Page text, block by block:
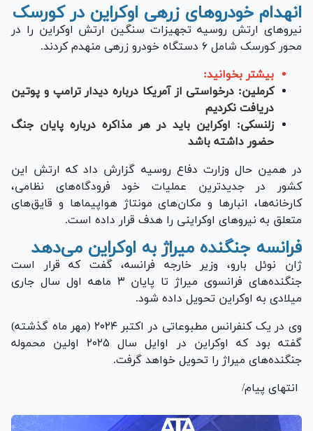
انهدام خودرو‌های زرهی اوکراین در کورسک
نیرو‌های ارتش روسیه تجهیزات سنگین ارتش اوکراین را در
محور کورسک شامل ۶ دستگاه خودرو زرهی منهدم کردند.
بیشتر بخوانید:
کرملین: درخواستی از آمریکا درباره دیدار ترامپ و پوتین
دریافت نکردیم
زلنسکی: اوکراین باید در هر مذاکره‌ درباره پایان جنگ
حضور داشته باشد
در همین حال وزارت دفاع روسیه گزارش داد که ارتش این
کشور در جدیدترین عملیات خود فرودگاه‌های نظامی،
کارخانه‌ها، انبار‌ها و مکان‌های مونتاژ هواپیما‌ها و قایق‌های
متعلق به نیرو‌های اوکراینی را هدف قرار داده است.
فرانسه جنگنده میراژ به اوکراین می‌دهد
ژان نوئل بارو، وزیر خارجه فرانسه، گفت که قرار است
جنگنده‌های فرانسوی میراژ تا پایان ۳ ماهه اول سال جاری
میلادی به اوکراین تحویل داده شود.
وی در یک کنفرانس مطبوعاتی در اکتبر ۲۰۲۴ (مهر ماه گذشته)
گفته بود که اوکراین در اوایل سال ۲۰۲۵ اولین محموله
جنگنده‌های میراژ را تحویل خواهد گرفت.
انتهای پیام/